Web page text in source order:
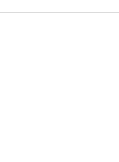
in het weekend, staat er direct